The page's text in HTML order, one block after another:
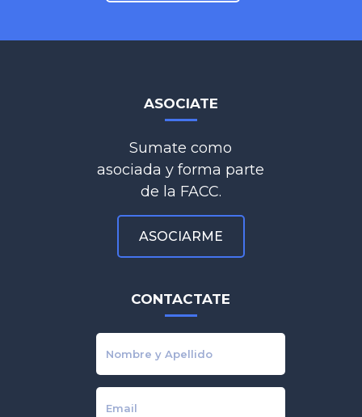
ASOCIATE
Sumate como
asociada y forma parte
de la FACC.
ASOCIARME
CONTACTATE